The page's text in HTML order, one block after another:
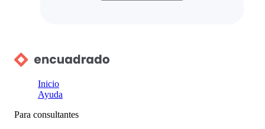
Inicio
Ayuda
Para consultantes